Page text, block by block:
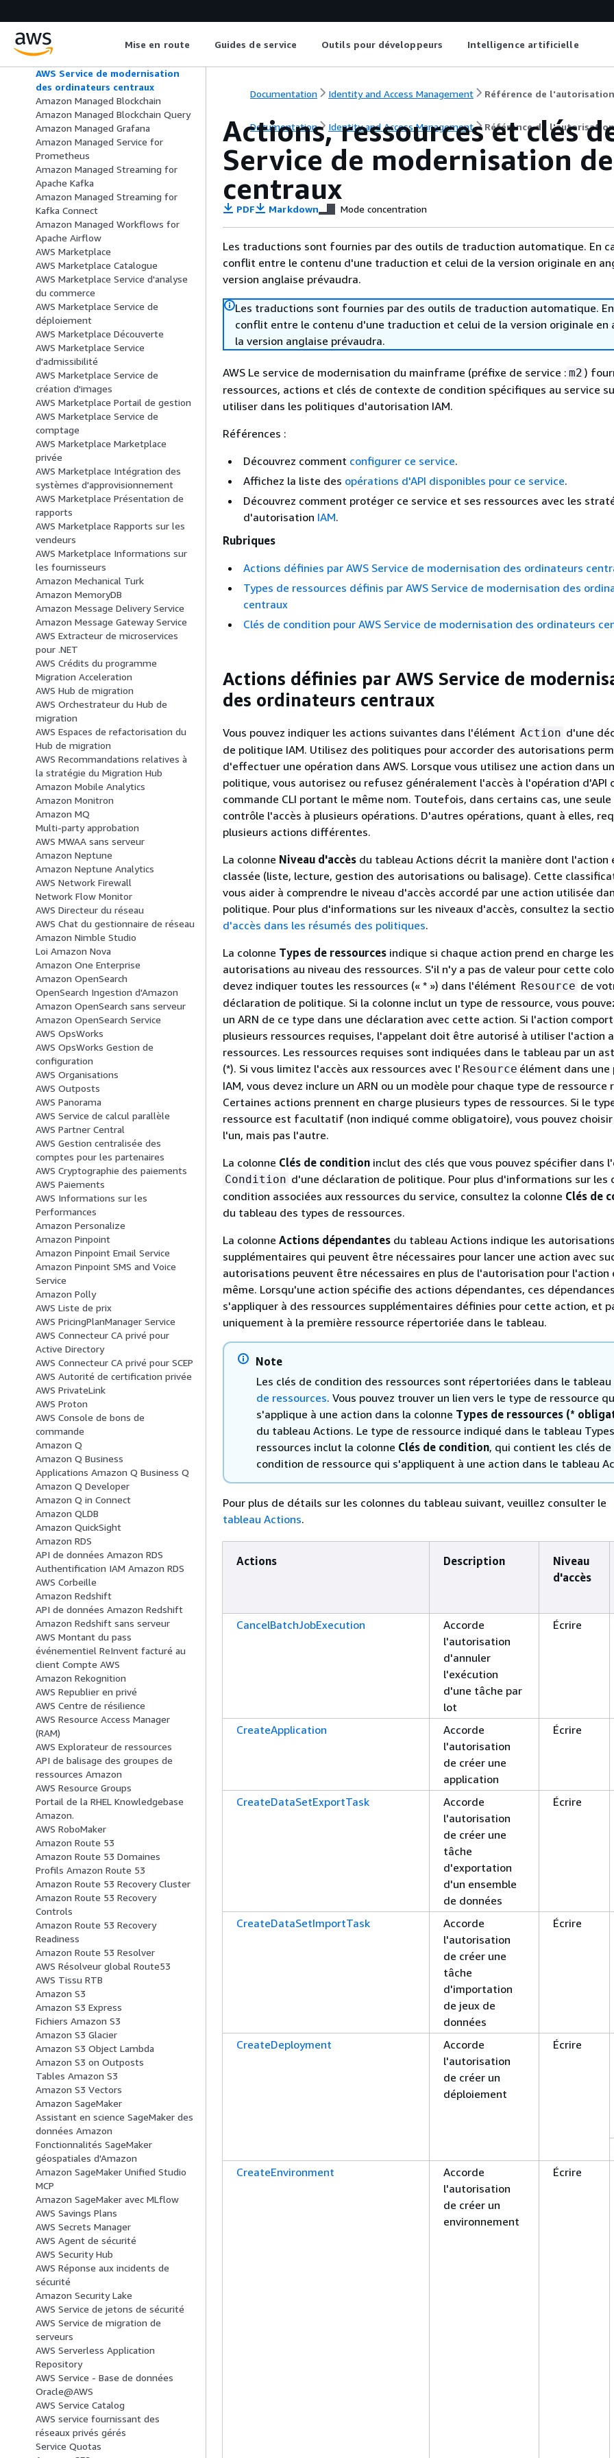
Mise en route Guides de service Outils pour développeurs Intelligence artificielle
Amazon Macie
AWS Tests d'applications de
modernisation du mainframe
AWS Service de modernisation
des ordinateurs centraux
Amazon Managed Blockchain
Amazon Managed Blockchain Query
Amazon Managed Grafana
Amazon Managed Service for
Prometheus
Amazon Managed Streaming for
Apache Kafka
Amazon Managed Streaming for
Kafka Connect
Amazon Managed Workflows for
Apache Airflow
AWS Marketplace
AWS Marketplace Catalogue
AWS Marketplace Service d'analyse
du commerce
AWS Marketplace Service de
déploiement
AWS Marketplace Découverte
AWS Marketplace Service
d'admissibilité
AWS Marketplace Service de
création d'images
AWS Marketplace Portail de gestion
AWS Marketplace Service de
comptage
AWS Marketplace Marketplace
privée
AWS Marketplace Intégration des
systèmes d'approvisionnement
AWS Marketplace Présentation de
rapports
AWS Marketplace Rapports sur les
vendeurs
AWS Marketplace Informations sur
les fournisseurs
Amazon Mechanical Turk
Amazon MemoryDB
Amazon Message Delivery Service
Amazon Message Gateway Service
AWS Extracteur de microservices
pour .NET
AWS Crédits du programme
Migration Acceleration
AWS Hub de migration
AWS Orchestrateur du Hub de
migration
AWS Espaces de refactorisation du
Hub de migration
AWS Recommandations relatives à
la stratégie du Migration Hub
Amazon Mobile Analytics
Amazon Monitron
Amazon MQ
Multi-party approbation
AWS MWAA sans serveur
Amazon Neptune
Amazon Neptune Analytics
AWS Network Firewall
Network Flow Monitor
AWS Directeur du réseau
AWS Chat du gestionnaire de réseau
Amazon Nimble Studio
Loi Amazon Nova
Amazon One Enterprise
Amazon OpenSearch
OpenSearch Ingestion d'Amazon
Amazon OpenSearch sans serveur
Amazon OpenSearch Service
AWS OpsWorks
AWS OpsWorks Gestion de
configuration
AWS Organisations
AWS Outposts
AWS Panorama
AWS Service de calcul parallèle
AWS Partner Central
AWS Gestion centralisée des
comptes pour les partenaires
AWS Cryptographie des paiements
AWS Paiements
AWS Informations sur les
Performances
Amazon Personalize
Amazon Pinpoint
Amazon Pinpoint Email Service
Amazon Pinpoint SMS and Voice
Service
Amazon Polly
AWS Liste de prix
AWS PricingPlanManager Service
AWS Connecteur CA privé pour
Active Directory
AWS Connecteur CA privé pour SCEP
AWS Autorité de certification privée
AWS PrivateLink
AWS Proton
AWS Console de bons de
commande
Amazon Q
Amazon Q Business
Applications Amazon Q Business Q
Amazon Q Developer
Amazon Q in Connect
Amazon QLDB
Amazon QuickSight
Amazon RDS
API de données Amazon RDS
Authentification IAM Amazon RDS
AWS Corbeille
Amazon Redshift
API de données Amazon Redshift
Amazon Redshift sans serveur
AWS Montant du pass
événementiel ReInvent facturé au
client Compte AWS
Amazon Rekognition
AWS Republier en privé
AWS Centre de résilience
AWS Resource Access Manager
(RAM)
AWS Explorateur de ressources
API de balisage des groupes de
ressources Amazon
AWS Resource Groups
Portail de la RHEL Knowledgebase
Amazon.
AWS RoboMaker
Amazon Route 53
Amazon Route 53 Domaines
Profils Amazon Route 53
Amazon Route 53 Recovery Cluster
Amazon Route 53 Recovery
Controls
Amazon Route 53 Recovery
Readiness
Amazon Route 53 Resolver
AWS Résolveur global Route53
AWS Tissu RTB
Amazon S3
Amazon S3 Express
Fichiers Amazon S3
Amazon S3 Glacier
Amazon S3 Object Lambda
Amazon S3 on Outposts
Tables Amazon S3
Amazon S3 Vectors
Amazon SageMaker
Assistant en science SageMaker des
données Amazon
Fonctionnalités SageMaker
géospatiales d'Amazon
Amazon SageMaker Unified Studio
MCP
Amazon SageMaker avec MLflow
AWS Savings Plans
AWS Secrets Manager
AWS Agent de sécurité
AWS Security Hub
AWS Réponse aux incidents de
sécurité
Amazon Security Lake
AWS Service de jetons de sécurité
AWS Service de migration de
serveurs
AWS Serverless Application
Repository
AWS Service - Base de données
Oracle@AWS
AWS Service Catalog
AWS service fournissant des
réseaux privés gérés
Service Quotas
Documentation Identity and Access Management Référence de
Documentation Identity and Access Management Référence de
Actions, ressources et clés
Service de modernisation
centraux
PDF Markdown Mode concentration
Les traductions sont fournies par des outils de traduction automatique. En
conflit entre le contenu d'une traduction et celui de la version originale en
version anglaise prévaudra.
Les traductions sont fournies par des outils de traduction automatique.
conflit entre le contenu d'une traduction et celui de la version originale en
la version anglaise prévaudra.
AWS Le service de modernisation du mainframe (préfixe de service : m2 )
ressources, actions et clés de contexte de condition spécifiques au service
utiliser dans les politiques d'autorisation IAM.
Références :
Découvrez comment configurer ce service.
Affichez la liste des opérations d'API disponibles pour ce service.
Découvrez comment protéger ce service et ses ressources avec les
d'autorisation IAM.
Rubriques
Actions définies par AWS Service de modernisation des ordinateurs
Types de ressources définis par AWS Service de modernisation des
centraux
Clés de condition pour AWS Service de modernisation des ordinateurs
Actions définies par AWS Service de
des ordinateurs centraux
Vous pouvez indiquer les actions suivantes dans l'élément Action d'une
de politique IAM. Utilisez des politiques pour accorder des autorisations
d'effectuer une opération dans AWS. Lorsque vous utilisez une action dans
politique, vous autorisez ou refusez généralement l'accès à l'opération d'API
commande CLI portant le même nom. Toutefois, dans certains cas, une
contrôle l'accès à plusieurs opérations. D'autres opérations, quant à elles,
plusieurs actions différentes.
La colonne Niveau d'accès du tableau Actions décrit la manière dont l'action
classée (liste, lecture, gestion des autorisations ou balisage). Cette
vous aider à comprendre le niveau d'accès accordé par une action utilisée
politique. Pour plus d'informations sur les niveaux d'accès, consultez la
d'accès dans les résumés des politiques.
La colonne Types de ressources indique si chaque action prend en charge les
autorisations au niveau des ressources. S'il n'y a pas de valeur pour cette
devez indiquer toutes les ressources (« * ») dans l'élément Resource de
déclaration de politique. Si la colonne inclut un type de ressource, vous
un ARN de ce type dans une déclaration avec cette action. Si l'action
plusieurs ressources requises, l'appelant doit être autorisé à utiliser l'action
ressources. Les ressources requises sont indiquées dans le tableau par un
(*). Si vous limitez l'accès aux ressources avec l' Resource élément dans
IAM, vous devez inclure un ARN ou un modèle pour chaque type de ressource
Certaines actions prennent en charge plusieurs types de ressources. Si le
ressource est facultatif (non indiqué comme obligatoire), vous pouvez
l'un, mais pas l'autre.
La colonne Clés de condition inclut des clés que vous pouvez spécifier dans
Condition d'une déclaration de politique. Pour plus d'informations sur les
condition associées aux ressources du service, consultez la colonne Clés de
du tableau des types de ressources.
La colonne Actions dépendantes du tableau Actions indique les autorisations
supplémentaires qui peuvent être nécessaires pour lancer une action avec
autorisations peuvent être nécessaires en plus de l'autorisation pour l'action
même. Lorsqu'une action spécifie des actions dépendantes, ces
s'appliquer à des ressources supplémentaires définies pour cette action, et
uniquement à la première ressource répertoriée dans le tableau.
Note
Les clés de condition des ressources sont répertoriées dans le tableau
de ressources. Vous pouvez trouver un lien vers le type de ressource
s'applique à une action dans la colonne Types de ressources (*
du tableau Actions. Le type de ressource indiqué dans le tableau
ressources inclut la colonne Clés de condition, qui contient les clés de
condition de ressource qui s'appliquent à une action dans le tableau
Pour plus de détails sur les colonnes du tableau suivant, veuillez consulter le
tableau Actions.
Actions Description
Niveau
d'accès
CancelBatchJobExecution
Accorde
l'autorisation
d'annuler
l'exécution
d'une tâche par
lot
Écrire
CreateApplication
Accorde
l'autorisation
de créer une
application
Écrire
CreateDataSetExportTask
Accorde
l'autorisation
de créer une
tâche
d'exportation
d'un ensemble
de données
Écrire
CreateDataSetImportTask
Accorde
l'autorisation
de créer une
tâche
d'importation
de jeux de
données
Écrire
CreateDeployment
Accorde
l'autorisation
de créer un
déploiement
Écrire
CreateEnvironment
Accorde
l'autorisation
de créer un
environnement
Écrire